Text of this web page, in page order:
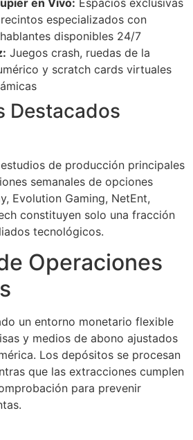
en Vivo: Espacios exclusivas
especializados con
disponibles 24/7
Juegos crash, ruedas de la
y scratch cards virtuales
Destacados
de producción principales
semanales de opciones
Evolution Gaming, NetEnt,
constituyen solo una fracción
tecnológicos.
Operaciones
un entorno monetario flexible
y medios de abono ajustados
Los depósitos se procesan
que las extracciones cumplen
para prevenir